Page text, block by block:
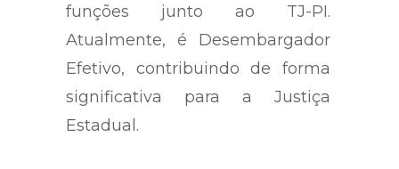
funções junto ao TJ-PI.
Atualmente, é Desembargador
Efetivo, contribuindo de forma
significativa para a Justiça
Estadual.